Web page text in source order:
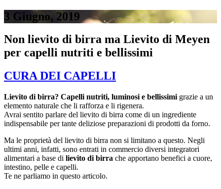
3 Giugno, 2019
Non lievito di birra ma Lievito di Meyen
per capelli nutriti e bellissimi
CURA DEI CAPELLI
Lievito di birra? Capelli nutriti, luminosi e bellissimi grazie a un
elemento naturale che li rafforza e li rigenera.
Avrai sentito parlare del lievito di birra come di un ingrediente
indispensabile per tante deliziose preparazioni di prodotti da forno.
Ma le proprietà del lievito di birra non si limitano a questo. Negli
ultimi anni, infatti, sono entrati in commercio diversi integratori
alimentari a base di lievito di birra che apportano benefici a cuore,
intestino, pelle e capelli.
Te ne parliamo in questo articolo.